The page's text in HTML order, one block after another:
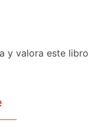
y valora este libro